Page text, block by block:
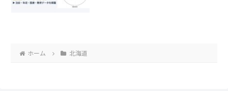
ホーム 北海道